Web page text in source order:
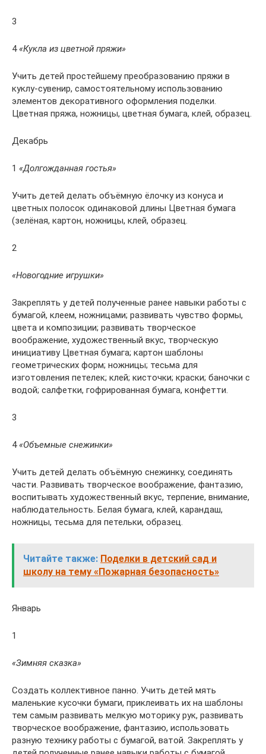
3
4«Кукла из цветной пряжи»
Учить детей простейшему преобразованию пряжи в
куклу-сувенир, самостоятельному использованию
элементов декоративного оформления поделки.
Цветная пряжа, ножницы, цветная бумага, клей, образец.
Декабрь
1 «Долгожданная гостья»
Учить детей делать объёмную ёлочку из конуса и
цветных полосок одинаковой длины Цветная бумага
(зелёная, картон, ножницы, клей, образец.
2
«Новогодние игрушки»
Закреплять у детей полученные ранее навыки работы с
бумагой, клеем, ножницами; развивать чувство формы,
цвета и композиции; развивать творческое
воображение, художественный вкус, творческую
инициативу Цветная бумага; картон шаблоны
геометрических форм; ножницы; тесьма для
изготовления петелек; клей; кисточки; краски; баночки с
водой; салфетки, гофрированная бумага, конфетти.
3
4«Объемные снежинки»
Учить детей делать объёмную снежинку, соединять
части. Развивать творческое воображение, фантазию,
воспитывать художественный вкус, терпение, внимание,
наблюдательность. Белая бумага, клей, карандаш,
ножницы, тесьма для петельки, образец.
Читайте также: Поделки в детский сад и
школу на тему «Пожарная безопасность»
Январь
1
«Зимняя сказка»
Создать коллективное панно. Учить детей мять
маленькие кусочки бумаги, приклеивать их на шаблоны
тем самым развивать мелкую моторику рук, развивать
творческое воображение, фантазию, использовать
разную технику работы с бумагой, ватой. Закреплять у